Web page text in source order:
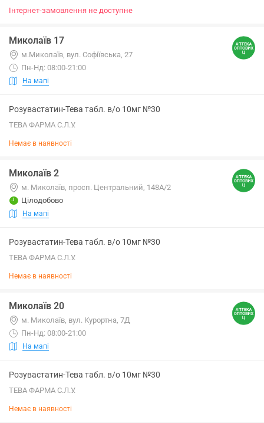
Інтернет-замовлення не доступне
Миколаїв 17
м.Миколаїв, вул. Софіївська, 27
Пн-Нд: 08:00-21:00
На мапі
Розувастатин-Тева табл. в/о 10мг №30
ТЕВА ФАРМА С.Л.У.
Немає в наявності
Миколаїв 2
м. Миколаїв, просп. Центральний, 148А/2
Цілодобово
На мапі
Розувастатин-Тева табл. в/о 10мг №30
ТЕВА ФАРМА С.Л.У.
Немає в наявності
Миколаїв 20
м. Миколаїв, вул. Курортна, 7Д
Пн-Нд: 08:00-21:00
На мапі
Розувастатин-Тева табл. в/о 10мг №30
ТЕВА ФАРМА С.Л.У.
Немає в наявності